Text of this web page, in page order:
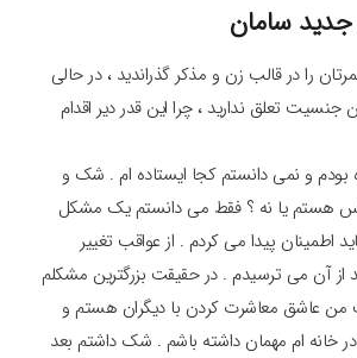
جدید سامان
سال از عمرتان را در قالب زن و مذکر گذراندید ، در حالی
جنسیت تعلق ندارید ، چرا این قدر دیر اقدام
بودم و نمی دانستم کجا ایستاده ام . شک و
هستم یا نه ؟ فقط می دانستم یک مشکل
اطمینان پیدا می کردم . از عواقب تغییر
آن می ترسیدم . در حقیقت بزرگترین مشکلم
من عاشق معاشرت کردن با دیگران هستم و
خانه ام مهمان داشته باشم . شک داشتم بعد